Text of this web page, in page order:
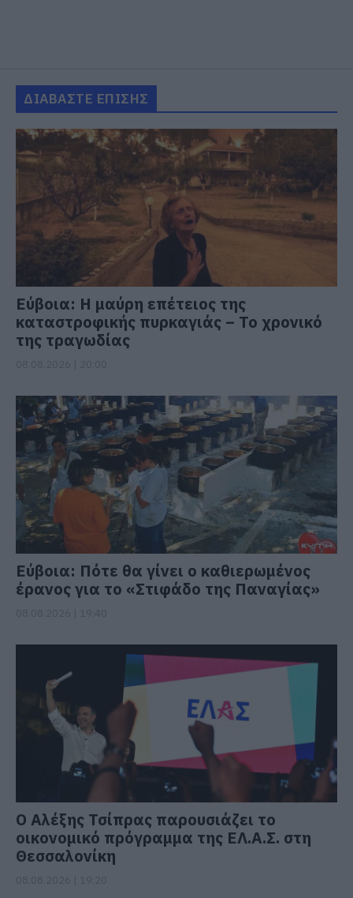
ΔΙΑΒΑΣΤΕ ΕΠΙΣΗΣ
Εύβοια: Η μαύρη επέτειος της
καταστροφικής πυρκαγιάς – Το χρονικό
της τραγωδίας
Εύβοια: Πότε θα γίνει ο καθιερωμένος
έρανος για το «Στιφάδο της Παναγίας»
Ο Αλέξης Τσίπρας παρουσιάζει το
οικονομικό πρόγραμμα της ΕΛ.Α.Σ. στη
Θεσσαλονίκη